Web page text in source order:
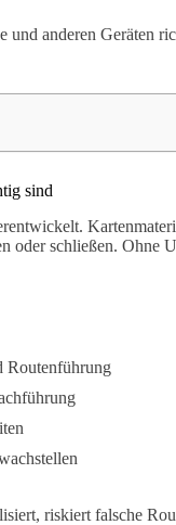
anderen Geräten
sind
oder schließen. Ohne
Routenführung
riskiert falsche